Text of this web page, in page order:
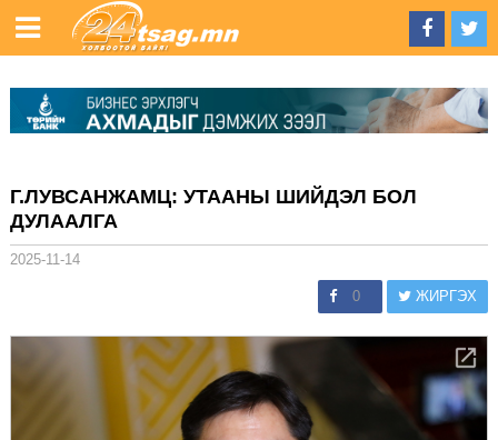
Г.ЛУВСАНЖАМЦ: УТААНЫ ШИЙДЭЛ БОЛ
ДУЛААЛГА
2025-11-14
0 ЖИРГЭХ